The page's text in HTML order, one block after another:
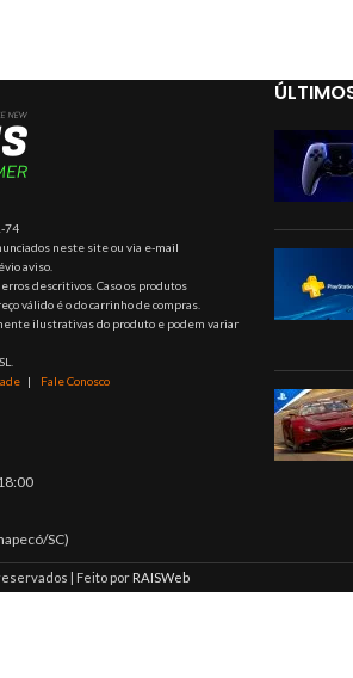
74
neste site ou via e-mail
aviso.
descritivos. Caso os produtos
válido é o do carrinho de compras.
ilustrativas do produto e podem variar
| Fale Conosco
SC)
| Feito por RAISWeb